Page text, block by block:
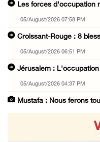
Les forces d'occupation
05/August/2026 07:58 PM
Croissant-Rouge : 8
05/August/2026 06:51 PM
Jérusalem :
05/August/2026 04:37 PM
Mustafa : Nous ferons